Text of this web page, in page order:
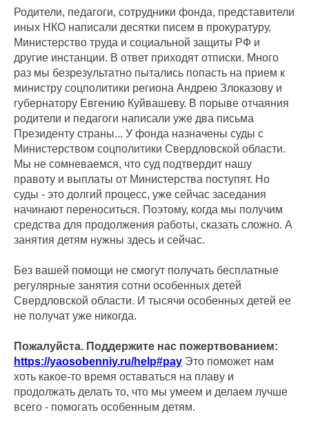
Родители, педагоги, сотрудники фонда, представители
иных НКО написали десятки писем в прокуратуру,
Министерство труда и социальной защиты РФ и
другие инстанции. В ответ приходят отписки. Много
раз мы безрезультатно пытались попасть на прием к
министру соцполитики региона Андрею Злоказову и
губернатору Евгению Куйвашеву. В порыве отчаяния
родители и педагоги написали уже два письма
Президенту страны... У фонда назначены суды с
Министерством соцполитики Свердловской области.
Мы не сомневаемся, что суд подтвердит нашу
правоту и выплаты от Министерства поступят. Но
суды - это долгий процесс, уже сейчас заседания
начинают переноситься. Поэтому, когда мы получим
средства для продолжения работы, сказать сложно. А
занятия детям нужны здесь и сейчас.
Без вашей помощи не смогут получать бесплатные
регулярные занятия сотни особенных детей
Свердловской области. И тысячи особенных детей ее
не получат уже никогда.
Пожалуйста. Поддержите нас пожертвованием:
https://yaosobenniy.ru/help#pay Это поможет нам
хоть какое-то время оставаться на плаву и
продолжать делать то, что мы умеем и делаем лучше
всего - помогать особенным детям.